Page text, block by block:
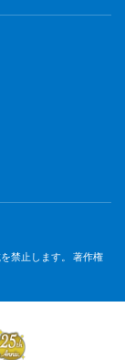
禁止します。 著作権